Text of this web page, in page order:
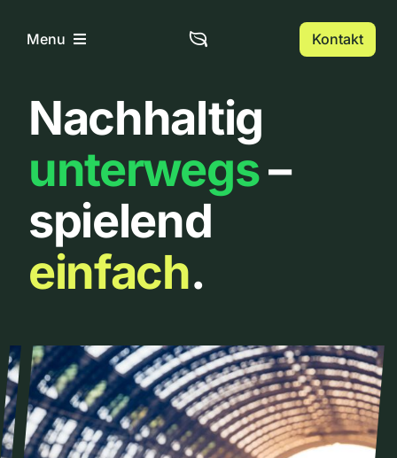
InhaltMenu
Home
Über uns
Urbanlist
Kontakt
Nachhaltig
unterwegs–
spielend
einfach.